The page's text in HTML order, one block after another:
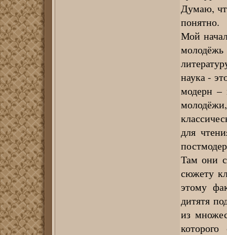
Думаю,
понятно.
Мой
наука -
модерн –
для
Там они
сюжету
этому
дитятя
из